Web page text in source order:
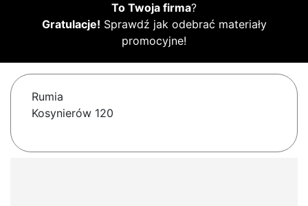
To Twoja firma?
Gratulacje! Sprawdź jak odebrać materiały
promocyjne!
Rumia
Kosynierów 120